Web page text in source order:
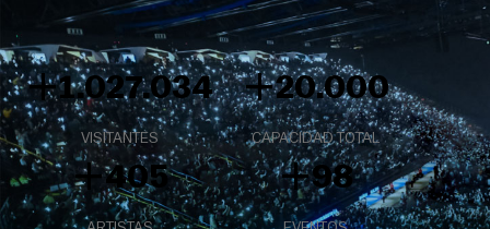
+1.072.137
VISITANTES
+20.000
CAPACIDAD TOTAL
+405 +98